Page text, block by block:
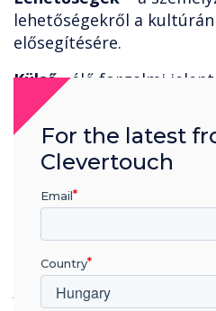
lehetőségekről a
elősegítésére.
Külső- élő forgalmi
a járművezetőket az
Vészhelyzet– azonnali
tűzoltógyakorlatokhoz,
gyakorlatokhoz stb.
számos pozitív
technológiát kínálnak a
javítására a küldési
For the latest
Clevertouch
Email
Country